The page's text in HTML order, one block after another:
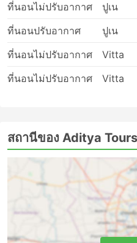
ที่นอนไม่ปรับอากาศ
ปูเน
ที่นอนปรับอากาศ
ปูเน
ที่นอนไม่ปรับอากาศ
Vitta
ที่นอนไม่ปรับอากาศ
Vitta
สถานีของ Aditya